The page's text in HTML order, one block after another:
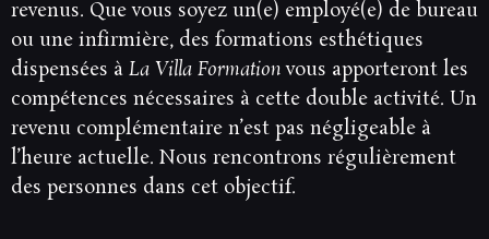
revenus. Que vous soyez un(e) employé(e) de bureau
ou une infirmière, des formations esthétiques
dispensées à La Villa Formationvous apporteront les
compétences nécessaires à cette double activité. Un
revenu complémentaire n’est pas négligeable à
l’heure actuelle. Nous rencontrons régulièrement
des personnes dans cet objectif.